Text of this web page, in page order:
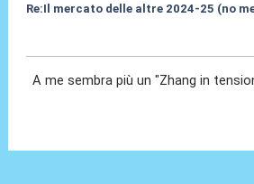
Re:Il mercato delle altre 2024-25 (no
A me sembra più un "Zhang in